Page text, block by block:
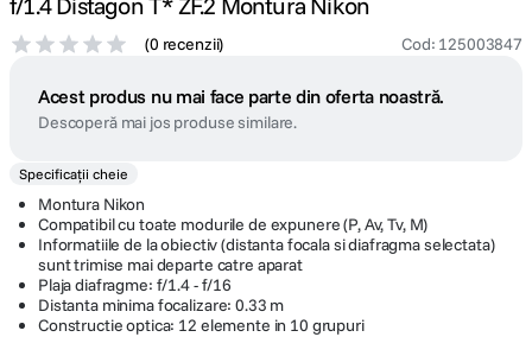
(0 recenzii) Cod: 125003847
Acest produs nu mai face parte din oferta noastră.
Descoperă mai jos produse similare.
Specificații cheie
Montura Nikon
Compatibil cu toate modurile de expunere (P, Av, Tv, M)
Informatiile de la obiectiv (distanta focala si diafragma selectata)
sunt trimise mai departe catre aparat
Plaja diafragme: f/1.4 - f/16
Distanta minima focalizare: 0.33 m
Constructie optica: 12 elemente in 10 grupuri